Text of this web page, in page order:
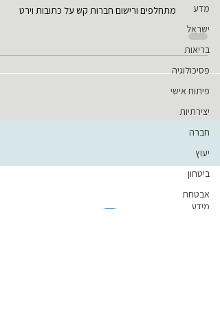
מדע
ישראל
בריאות
פסיכולוגיה
פיתוח אישי
יצירתיות
חברה
יעוץ
ביטחון
אבטחת
מידע
מתחלפים ורישום חברות קש על כתובות וירט